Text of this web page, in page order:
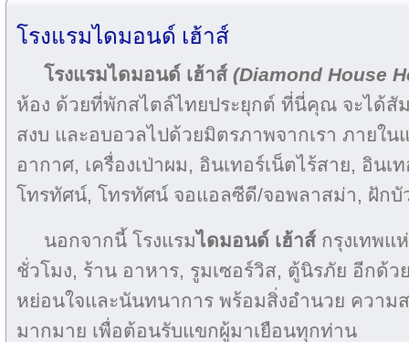
โรงแรมไดมอนด์ เฮ้าส์
โรงแรมไดมอนด์ เฮ้าส์ (Diamond House
ห้อง ด้วยที่พักสไตล์ไทยประยุกต์ ที่นี่คุณ จะได้สั
สงบ และอบอวลไปด้วยมิตรภาพจากเรา ภายใน
อากาศ, เครื่องเป่าผม, อินเทอร์เน็ตไร้สาย, อินเ
โทรทัศน์, โทรทัศน์ จอแอลซีดี/จอพลาสม่า, ฝักบั
นอกจากนี้ โรงแรมไดมอนด์ เฮ้าส์ กรุงเทพแ
ชั่วโมง, ร้าน อาหาร, รูมเซอร์วิส, ตู้นิรภัย อีกด้ว
หย่อนใจและนันทนาการ พร้อมสิ่งอำนวย ความ
มากมาย เพื่อต้อนรับแขกผู้มาเยือนทุกท่าน